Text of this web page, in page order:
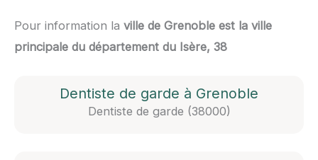
Pour information la ville de Grenoble est la ville
principale du département du Isère, 38
Dentiste de garde à Grenoble
Dentiste de garde (38000)